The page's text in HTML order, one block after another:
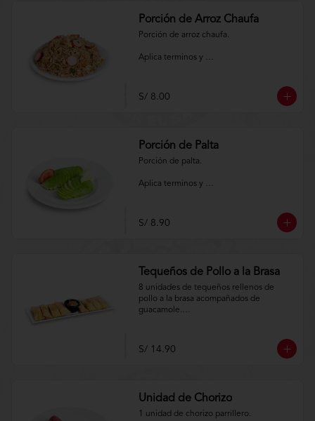
Porción de Arroz Chaufa
Porción de arroz chaufa.
Aplica terminos y
S/ 8.00
Porción de Palta
Porción de palta.
Aplica terminos y
S/ 8.90
Tequeños de Pollo a la Brasa
8 unidades de tequeños rellenos de
pollo a la brasa acompañados de
guacamole.
condiciones.https://www.lenaycarbon.co
m/TYCGenerales
S/ 14.90
Unidad de Chorizo
1 unidad de chorizo parrillero.